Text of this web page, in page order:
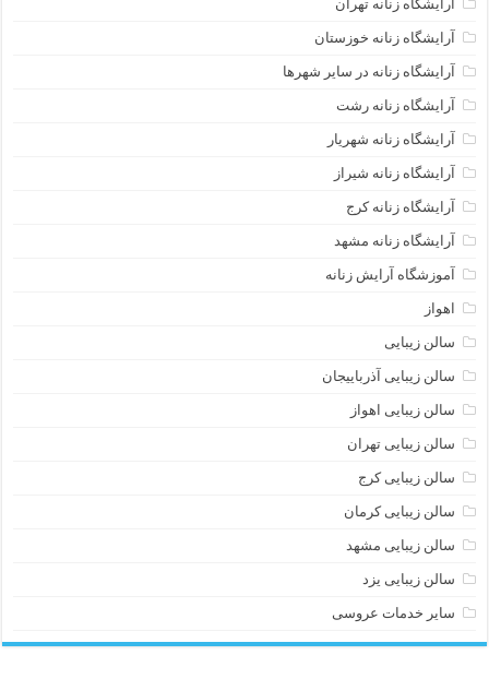
آرایشگاه زنانه تهران
آرایشگاه زنانه خوزستان
آرایشگاه زنانه در سایر شهرها
آرایشگاه زنانه رشت
آرایشگاه زنانه شهریار
آرایشگاه زنانه شیراز
آرایشگاه زنانه کرج
آرایشگاه زنانه مشهد
آموزشگاه آرایش زنانه
اهواز
سالن زیبایی
سالن زیبایی آذرباییجان
سالن زیبایی اهواز
سالن زیبایی تهران
سالن زیبایی کرج
سالن زیبایی کرمان
سالن زیبایی مشهد
سالن زیبایی یزد
سایر خدمات عروسی